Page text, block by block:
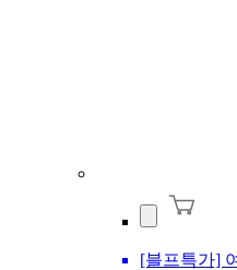
[블프특가]